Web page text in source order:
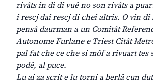
rivâts in dì di vuê no son rivâts a
i rescj dai rescj di chei altris. O vin di
pensâ daurman a un Comitât
Autonome Furlane e Triest Citât
pal fat che ce che si môf a rivuart tes
podê, al puce.
Lu ai za scrit e lu torni a berlâ cun